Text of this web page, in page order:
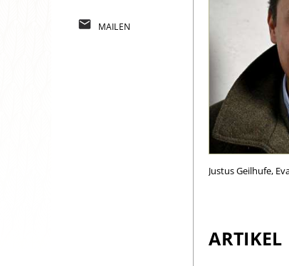
Justus Geilhufe,
MAILEN
ARTIKEL